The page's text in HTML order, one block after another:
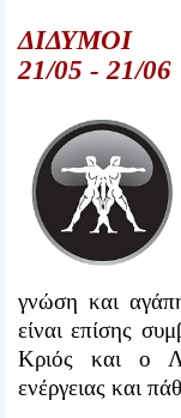
ΔΙΔΥΜΟΙ
21/05 - 21/06
γνώση και
είναι επίσης
Κριός και ο
ενέργειας και